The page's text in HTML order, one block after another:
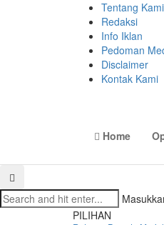
Tentang Kami
Redaksi
Info Iklan
Pedoman
Disclaimer
Kontak Kami
Home
PILIHAN